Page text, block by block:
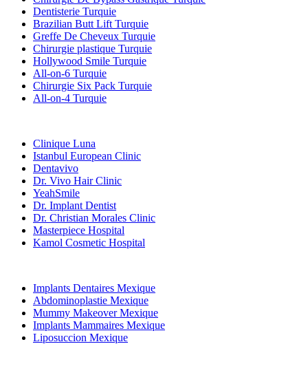
Dentisterie Turquie
Brazilian Butt Lift Turquie
Greffe De Cheveux Turquie
Chirurgie plastique Turquie
Hollywood Smile Turquie
All-on-6 Turquie
Chirurgie Six Pack Turquie
All-on-4 Turquie
Clinique Luna
Istanbul European Clinic
Dentavivo
Dr. Vivo Hair Clinic
YeahSmile
Dr. Implant Dentist
Dr. Christian Morales Clinic
Masterpiece Hospital
Kamol Cosmetic Hospital
Implants Dentaires Mexique
Abdominoplastie Mexique
Mummy Makeover Mexique
Implants Mammaires Mexique
Liposuccion Mexique